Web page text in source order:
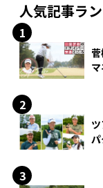
人気記事ラ